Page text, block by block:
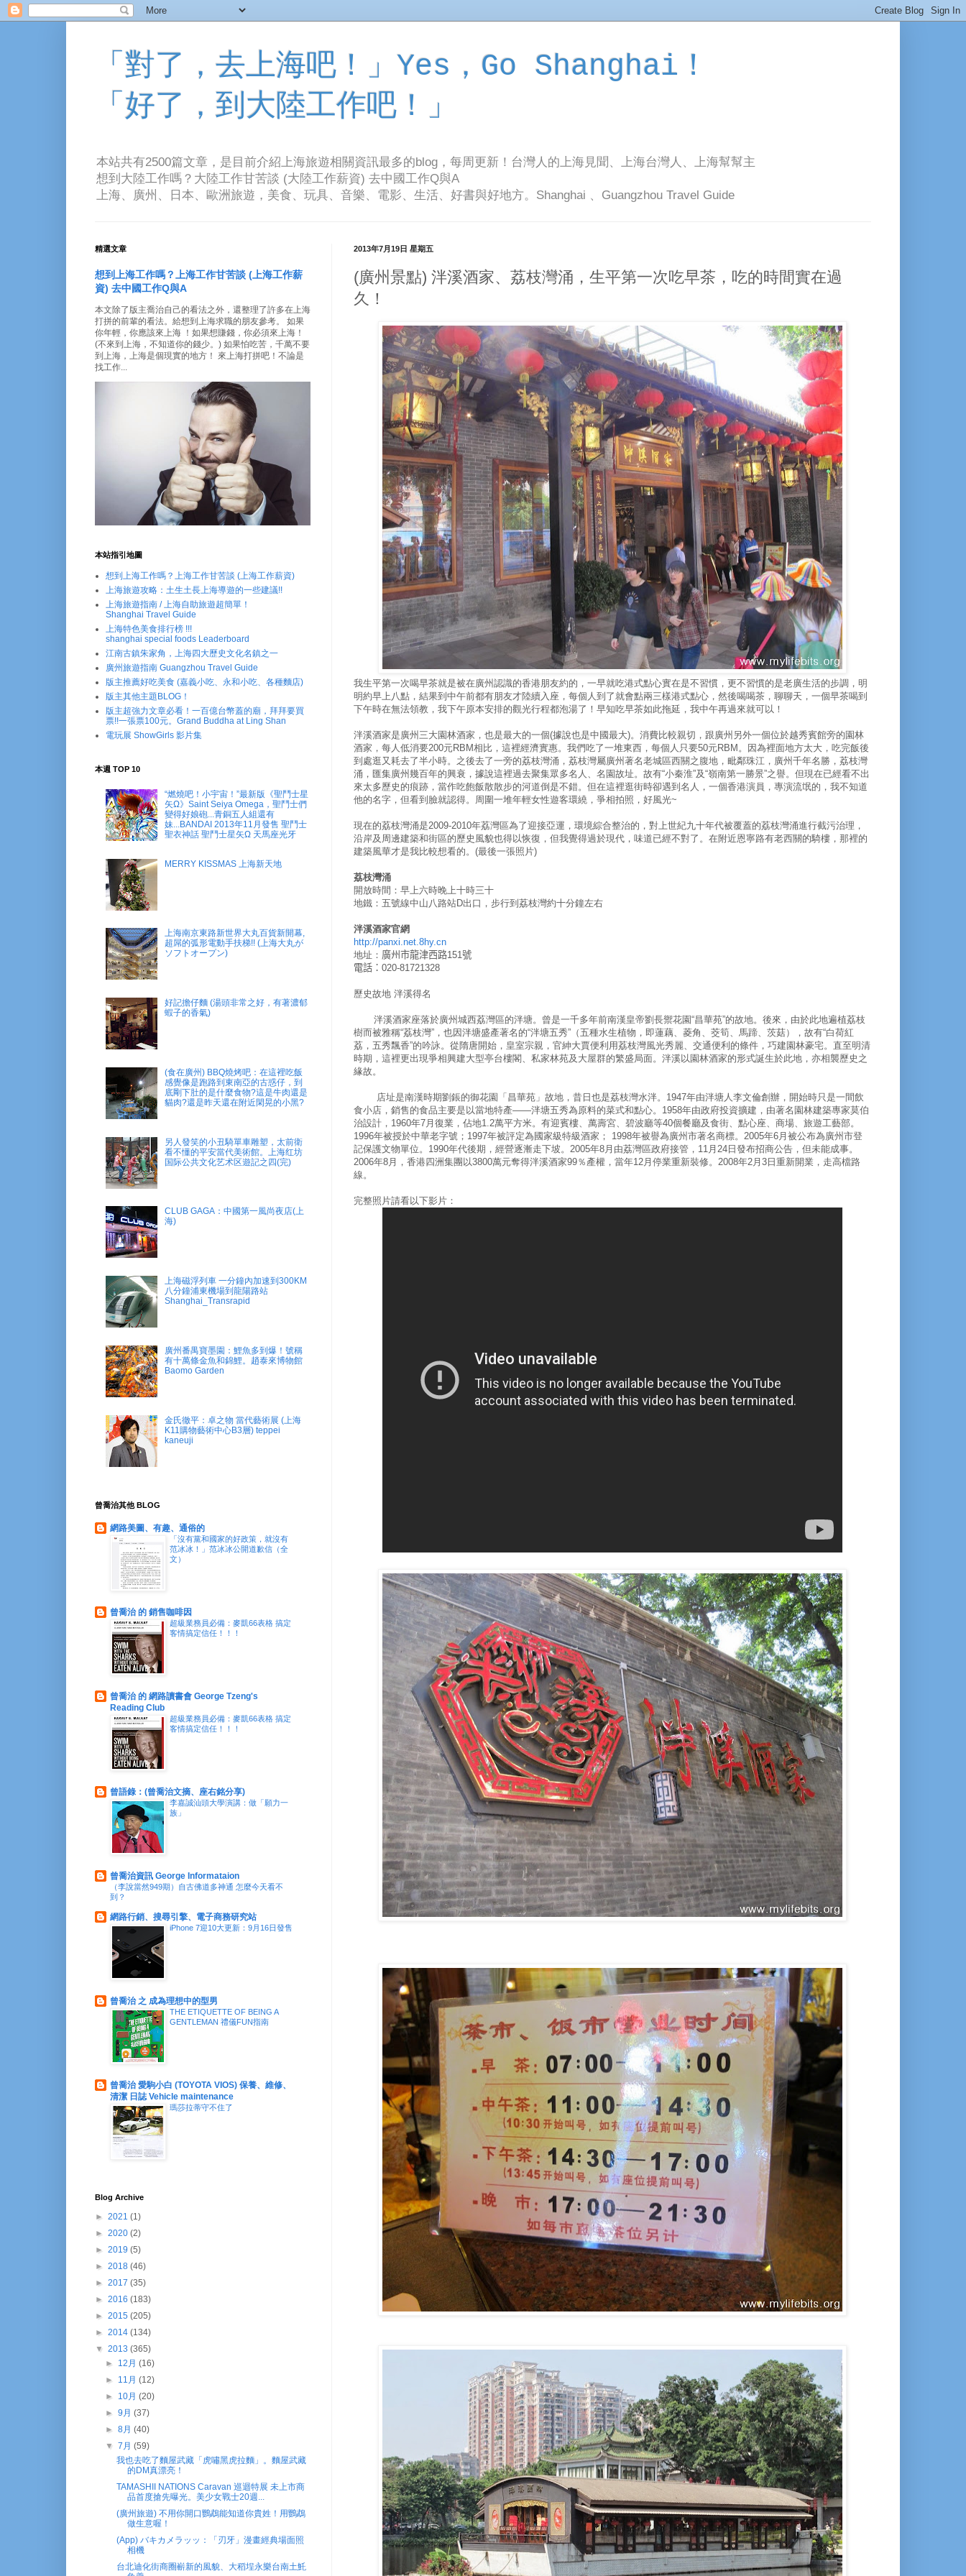
「對了，去上海吧！」Yes，Go Shanghai！
「好了，到大陸工作吧！」
本站共有2500篇文章，是目前介紹上海旅遊相關資訊最多的blog，每周更新！台灣人的上海見聞、上海台灣人、上海幫幫主
想到大陸工作嗎？大陸工作甘苦談 (大陸工作薪資) 去中國工作Q與A
上海、廣州、日本、歐洲旅遊，美食、玩具、音樂、電影、生活、好書與好地方。Shanghai 、Guangzhou Travel Guide
2013年7月19日 星期五
(廣州景點) 泮溪酒家、荔枝灣涌，生平第一次吃早茶，吃的時間實在過
久！
我生平第一次喝早茶就是被在廣州認識的香港朋友約的，一早就吃港式點心實在是不習慣，更不習慣的是老廣生活的步調，明
明約早上八點，結果到中午前都有朋友才陸續入座，每個人到了就會點兩三樣港式點心，然後喝喝茶，聊聊天，一個早茶喝到
下午時在無法領教，我下午原本安排的觀光行程都泡湯了！早知吃早茶如此拖延，我中午再過來就可以！
泮溪酒家是廣州三大園林酒家，也是最大的一個(據說也是中國最大)。消費比較親切，跟廣州另外一個位於越秀賓館旁的園林
酒家，每人低消要200元RBM相比，這裡經濟實惠。我們吃了一堆東西，每個人只要50元RBM。因為裡面地方太大，吃完飯後
到處逛又耗去了半小時。之後去了一旁的荔枝灣涌，荔枝灣屬廣州著名老城區西關之腹地，毗鄰珠江，廣州千年名勝，荔枝灣
涌，匯集廣州幾百年的興衰，據說這裡過去聚集眾多名人、名園故址。故有“小秦淮”及“嶺南第一勝景”之譽。但現在已經看不出
來太多歷史的痕跡，當作吃飽飯散散步的河道倒是不錯。但在這裡逛街時卻遇到名人，一個香港演員，專演流氓的，我不知道
他的名字，但看到臉就認得。周圍一堆年輕女性遊客環繞，爭相拍照，好風光~
現在的荔枝灣涌是2009-2010年荔灣區為了迎接亞運，環境綜合整治的，對上世紀九十年代被覆蓋的荔枝灣涌進行截污治理，
沿岸及周邊建築和街區的歷史風貌也得以恢復，但我覺得過於現代，味道已經不對了。在附近恩寧路有老西關的騎樓，那裡的
建築風華才是我比較想看的。(最後一張照片)
荔枝灣涌
開放時間：早上六時晚上十時三十
地鐵：五號線中山八路站D出口，步行到荔枝灣約十分鐘左右
泮溪酒家官網
http://panxi.net.8hy.cn
地址： 廣州市龍津西路151號
電話： 020-81721328
歷史故地 泮溪得名
泮溪酒家座落於廣州城西荔灣區的泮塘。曾是一千多年前南漢皇帝劉長禦花園“昌華苑”的故地。後來，由於此地遍植荔枝
樹而被雅稱“荔枝灣”，也因泮塘盛產著名的“泮塘五秀”（五種水生植物，即蓮藕、菱角、茭筍、馬蹄、茨菇），故有“白荷紅
荔，五秀飄香”的吟詠。從隋唐開始，皇室宗親，官紳大賈便利用荔枝灣風光秀麗、交通便利的條件，巧建園林豪宅。直至明清
時期，這裡更出現爭相興建大型亭台樓閣、私家林苑及大屋群的繁盛局面。泮溪以園林酒家的形式誕生於此地，亦相襲歷史之
緣故。
店址是南漢時期劉鋹的御花園「昌華苑」故地，昔日也是荔枝灣水泮。1947年由泮塘人李文倫創辦，開始時只是一間飲
食小店，銷售的食品主要是以當地特產——泮塘五秀為原料的菜式和點心。1958年由政府投資擴建，由著名園林建築專家莫伯
治設計，1960年7月復業，佔地1.2萬平方米。有迎賓樓、萬壽宮、碧波廳等40個餐廳及食街、點心座、商場、旅遊工藝部。
1996年被授於中華老字號；1997年被評定為國家級特級酒家； 1998年被譽為廣州市著名商標。2005年6月被公布為廣州市登
記保護文物單位。1990年代後期，經營逐漸走下坡。2005年8月由荔灣區政府接管，11月24日發布招商公告，但未能成事。
2006年8月，香港四洲集團以3800萬元奪得泮溪酒家99％產權，當年12月停業重新裝修。2008年2月3日重新開業，走高檔路
線。
完整照片請看以下影片：
精選文章
想到上海工作嗎？上海工作甘苦談 (上海工作薪
資) 去中國工作Q與A
本文除了版主喬治自己的看法之外，還整理了許多在上海
打拼的前輩的看法。給想到上海求職的朋友參考。 如果
你年輕，你應該來上海 ！如果想賺錢，你必須來上海！
(不來到上海，不知道你的錢少。) 如果怕吃苦，千萬不要
到上海，上海是個現實的地方！ 來上海打拼吧！不論是
找工作...
本站指引地圖
想到上海工作嗎？上海工作甘苦談 (上海工作薪資)
上海旅遊攻略：土生土長上海導遊的一些建議!!
上海旅遊指南 / 上海自助旅遊超簡單！
Shanghai Travel Guide
上海特色美食排行榜 !!!
shanghai special foods Leaderboard
江南古鎮朱家角，上海四大歷史文化名鎮之一
廣州旅遊指南 Guangzhou Travel Guide
版主推薦好吃美食 (嘉義小吃、永和小吃、各種麵店)
版主其他主題BLOG！
版主超強力文章必看！一百億台幣蓋的廟，拜拜要買
票!!一張票100元。Grand Buddha at Ling Shan
電玩展 ShowGirls 影片集
本週 TOP 10
“燃燒吧！小宇宙！”最新版《聖鬥士星
矢Ω》Saint Seiya Omega，聖鬥士們
變得好娘砲...青銅五人組還有
妹...BANDAI 2013年11月發售 聖鬥士
聖衣神話 聖鬥士星矢Ω 天馬座光牙
MERRY KISSMAS 上海新天地
上海南京東路新世界大丸百貨新開幕,
超屌的弧形電動手扶梯!! (上海大丸が
ソフトオープン)
好記擔仔麵 (湯頭非常之好，有著濃郁
蝦子的香氣)
(食在廣州) BBQ燒烤吧：在這裡吃飯
感覺像是跑路到東南亞的古惑仔，到
底剛下肚的是什麼食物?這是牛肉還是
貓肉?還是昨天還在附近閑晃的小黑?
另人發笑的小丑騎單車雕塑，太前衛
看不懂的平安當代美術館。上海红坊
国际公共文化艺术区遊記之四(完)
CLUB GAGA：中國第一風尚夜店(上
海)
上海磁浮列車 一分鐘內加速到300KM
八分鐘浦東機場到龍陽路站
Shanghai_Transrapid
廣州番禺寶墨園：鯉魚多到爆！號稱
有十萬條金魚和錦鯉。趙泰來博物館
Baomo Garden
金氏徹平：卓之物 當代藝術展 (上海
K11購物藝術中心B3層) teppei
kaneuji
曾喬治其他 BLOG
網路美圖、有趣、通俗的
「沒有黨和國家的好政策，就沒有
范冰冰！」范冰冰公開道歉信（全
文）
曾喬治 的 銷售咖啡因
超級業務員必備：麥凱66表格 搞定
客情搞定信任！！！
曾喬治 的 網路讀書會 George Tzeng's
Reading Club
超級業務員必備：麥凱66表格 搞定
客情搞定信任！！！
曾語錄：(曾喬治文摘、座右銘分享)
李嘉誠汕頭大學演講：做「願力一
族」
曾喬治資訊 George Informataion
（李說當然949期）自古佛道多神通 怎麼今天看不
到？
網路行銷、搜尋引擎、電子商務研究站
iPhone 7迎10大更新：9月16日發售
曾喬治 之 成為理想中的型男
THE ETIQUETTE OF BEING A
GENTLEMAN 禮儀FUN指南
曾喬治 愛駒小白 (TOYOTA VIOS) 保養、維修、
清潔 日誌 Vehicle maintenance
瑪莎拉蒂守不住了
Blog Archive
► 2021 (1)
► 2020 (2)
► 2019 (5)
► 2018 (46)
► 2017 (35)
► 2016 (183)
► 2015 (205)
► 2014 (134)
▼ 2013 (365)
► 12月(16)
► 11月(12)
► 10月(20)
►9月(37)
►8月(40)
▼7月(59)
我也去吃了麵屋武藏「虎嘯黑虎拉麵」。麵屋武藏
的DM真漂亮！
TAMASHII NATIONS Caravan 巡迴特展 未上市商
品首度搶先曝光。美少女戰士20週...
(廣州旅遊) 不用你開口鸚鵡能知道你貴姓！用鸚鵡
做生意喔！
(App) バキカメラッッ：「刃牙」漫畫經典場面照
相機
台北迪化街商圈嶄新的風貌、大稻埕永樂台南土魠